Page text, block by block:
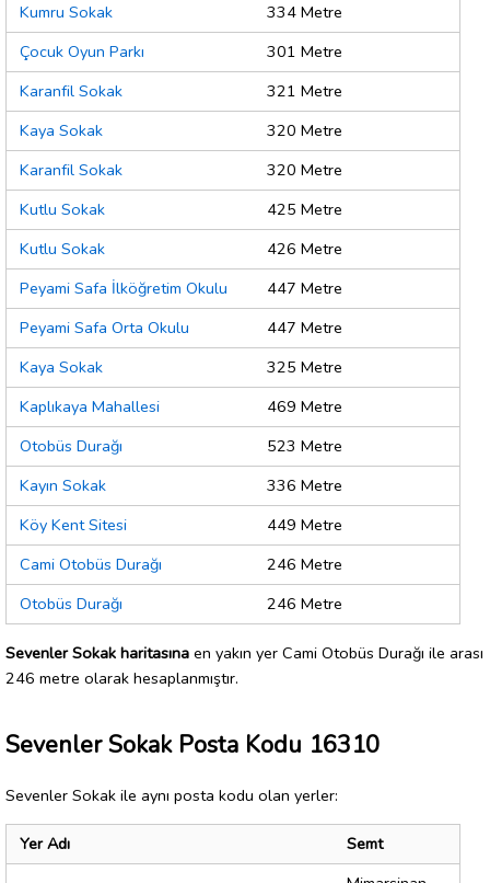
Kumru Sokak
334 Metre
Çocuk Oyun Parkı
301 Metre
Karanfil Sokak
321 Metre
Kaya Sokak
320 Metre
Karanfil Sokak
320 Metre
Kutlu Sokak
425 Metre
Kutlu Sokak
426 Metre
Peyami Safa İlköğretim Okulu
447 Metre
Peyami Safa Orta Okulu
447 Metre
Kaya Sokak
325 Metre
Kaplıkaya Mahallesi
469 Metre
Otobüs Durağı
523 Metre
Kayın Sokak
336 Metre
Köy Kent Sitesi
449 Metre
Cami Otobüs Durağı
246 Metre
Otobüs Durağı
246 Metre
Sevenler Sokak haritasına en yakın yer Cami Otobüs Durağı ile arası
246 metre olarak hesaplanmıştır.
Sevenler Sokak Posta Kodu 16310
Sevenler Sokak ile aynı posta kodu olan yerler:
Yer Adı Semt